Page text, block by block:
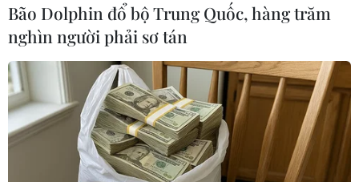
UNAIDS cảnh báo nguy cơ
đại dịch HIV/AIDS bùng
phát trở lại
29/07/2026 05:17
Johnson & Johnson chi 5,5
tỷ USD dàn xếp vụ kiện
phấn rôm gây ung thư
28/07/2026 04:37
Bão Dolphin đổ bộ Trung Quốc, hàng trăm
nghìn người phải sơ tán